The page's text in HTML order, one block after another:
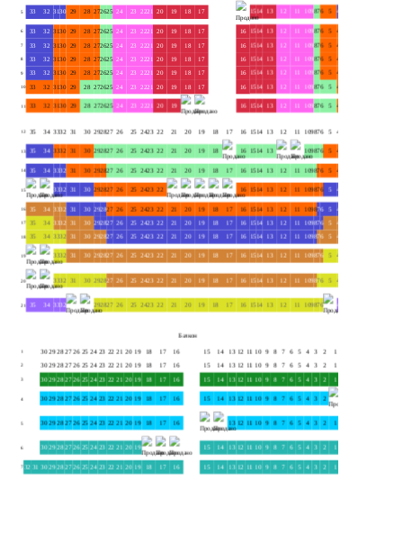
5 33 32 3130 29 28 272625 24 23 2221 20 19 18 17 1514 13 12 11 109876 5 4
6 33 32 3130 29 28 272625 24 23 2221 20 19 18 17 16 1514 13 12 11 109876 5 4
7 33 32 3130 29 28 272625 24 23 2221 20 19 18 17 16 1514 13 12 11 109876 5 4
8 33 32 3130 29 28 272625 24 23 2221 20 19 18 17 16 1514 13 12 11 109876 5 4
9 33 32 3130 29 28 272625 24 23 2221 20 19 18 17 16 1514 13 12 11 109876 5 4
10 33 32 3130 29 28 272625 24 23 2221 20 19 18 17 16 1514 13 12 11 109876 5 4
11 33 32 3130 29 28 272625 24 23 2221 20 19 16 1514 13 12 11 109876 5 4
12 35 34 3332 31 30 292827 26 25 2423 22 21 20 19 18 17 16 1514 13 12 11 109876 5 4
13 35 34 3332 31 30 292827 26 25 2423 22 21 20 19 18 16 1514 13 109876 5 4
14 35 34 3332 31 30 292827 26 25 2423 22 21 20 19 18 17 16 1514 13 12 11 109876 5 4
15 3332 31 30 292827 26 25 2423 22 16 1514 13 12 11 109876 5 4
16 35 34 3332 31 30 292827 26 25 2423 22 21 20 19 18 17 16 1514 13 12 11 109876 5 4
17 35 34 3332 31 30 292827 26 25 2423 22 21 20 19 18 17 16 1514 13 12 11 109876 5 4
18 35 34 3332 31 30 292827 26 25 2423 22 21 20 19 18 17 16 1514 13 12 11 109876 5 4
19 3332 31 30 292827 26 25 2423 22 21 20 19 18 17 16 1514 13 12 11 109876 5 4
20 3332 31 30 292827 26 25 2423 22 21 20 19 18 17 16 1514 13 12 11 109876 5 4
21 35 34 3332 292827 26 25 2423 22 21 20 19 18 17 16 15 14 13 12 11 109876 4
Балкон
1 30 29 28 27 26 25 24 23 22 21 20 19 18 17 16 15 14 13 12 11 10 9 8 7 6 5 4 3 2 1
2 30 29 28 27 26 25 24 23 22 21 20 19 18 17 16 15 14 13 12 11 10 9 8 7 6 5 4 3 2 1
3 30 29 28 27 26 25 24 23 22 21 20 19 18 17 16 15 14 13 12 11 10 9 8 7 6 5 4 3 2 1
4 30 29 28 27 26 25 24 23 22 21 20 19 18 17 16 15 14 13 12 11 10 9 8 7 6 5 4 3 2
5 30 29 28 27 26 25 24 23 22 21 20 19 18 17 16 13 12 11 10 9 8 7 6 5 4 3 2 1
6 30 29 28 27 26 25 24 23 22 21 20 19 15 14 13 12 11 10 9 8 7 6 5 4 3 2 1
7 32 31 30 29 28 27 26 25 24 23 22 21 20 19 18 17 16 15 14 13 12 11 10 9 8 7 6 5 4 3 2 1